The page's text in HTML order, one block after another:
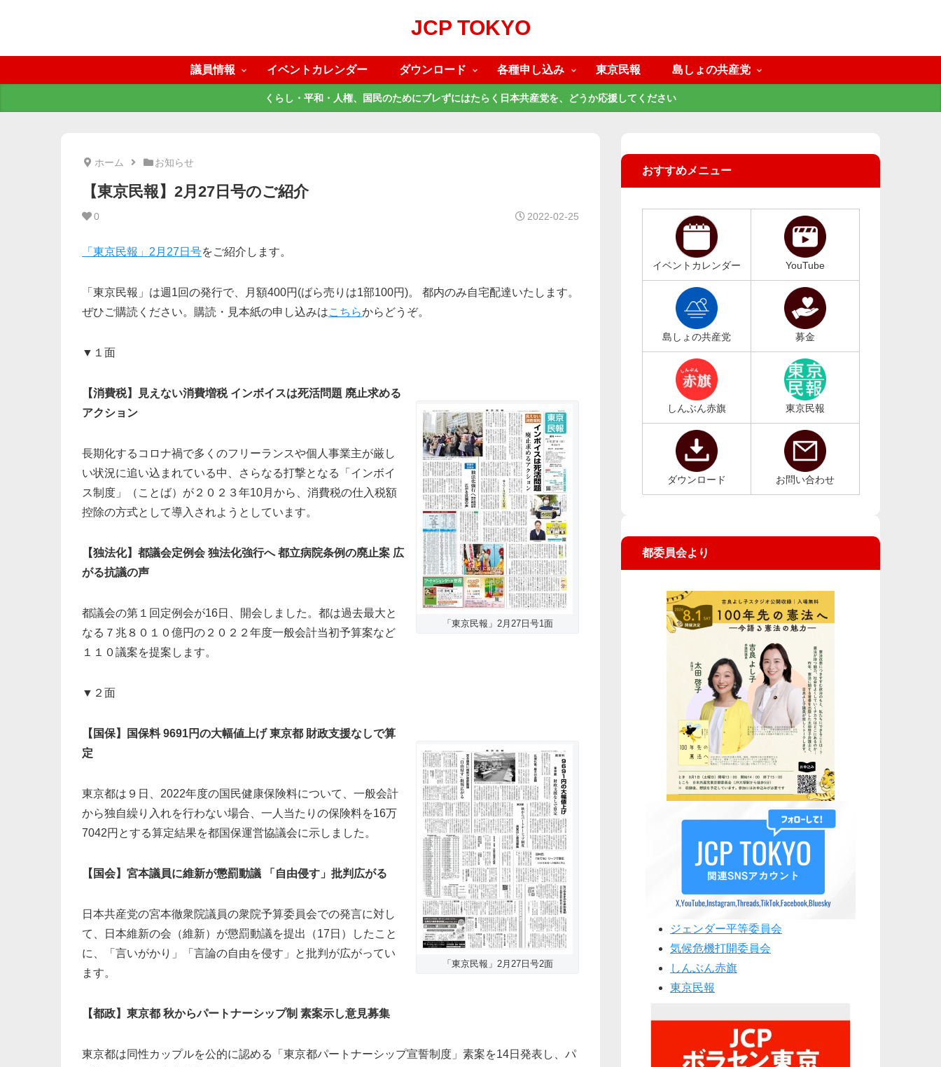
JCP TOKYO
議員情報 イベントカレンダー ダウンロード 各種申し込み 東京民報 島しょの共産党
くらし・平和・人権、国民のためにブレずにはたらく日本共産党を、どうか応援してください
ホーム お知らせ
【東京民報】2月27日号のご紹介
0 2022-02-25
「東京民報」2月27日号をご紹介します。
「東京民報」は週1回の発行で、月額400円(ばら売りは1部100円)。 都内のみ自宅配達いたします。
ぜひご購読ください。購読・見本紙の申し込みはこちらからどうぞ。
▼１面
「東京民報」2月27日号1面
【消費税】見えない消費増税 インボイスは死活問題 廃止求める
アクション
長期化するコロナ禍で多くのフリーランスや個人事業主が厳し
い状況に追い込まれている中、さらなる打撃となる「インボイ
ス制度」（ことば）が２０２３年10月から、消費税の仕入税額
控除の方式として導入されようとしています。
【独法化】都議会定例会 独法化強行へ 都立病院条例の廃止案 広
がる抗議の声
都議会の第１回定例会が16日、開会しました。都は過去最大と
なる７兆８０１０億円の２０２２年度一般会計当初予算案など
１１０議案を提案します。
▼２面
「東京民報」2月27日号2面
【国保】国保料 9691円の大幅値上げ 東京都 財政支援なしで算
定
東京都は９日、2022年度の国民健康保険料について、一般会計
から独自繰り入れを行わない場合、一人当たりの保険料を16万
7042円とする算定結果を都国保運営協議会に示しました。
【国会】宮本議員に維新が懲罰動議 「自由侵す」批判広がる
日本共産党の宮本徹衆院議員の衆院予算委員会での発言に対し
て、日本維新の会（維新）が懲罰動議を提出（17日）したこと
に、「言いがかり」「言論の自由を侵す」と批判が広がってい
ます。
【都政】東京都 秋からパートナーシップ制 素案示し意見募集
東京都は同性カップルを公的に認める「東京都パートナーシップ宣誓制度」素案を14日発表し、パ
おすすめメニュー
イベントカレンダー YouTube
島しょの共産党 募金
しんぶん赤旗 東京民報
ダウンロード お問い合わせ
都委員会より
ジェンダー平等委員会
気候危機打開委員会
しんぶん赤旗
東京民報